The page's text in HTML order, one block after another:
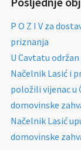
P O Z I V za
priznanja
U Cavtatu
Načelnik Lasić i
položili vijenac u
domovinske
Načelnik Lasić
domovinske